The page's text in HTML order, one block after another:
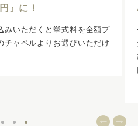
20,000円分
アのご予約+ご来館で10,000円
プレゼント。さらに1軒目ご成
円分プレゼントで最大20,000